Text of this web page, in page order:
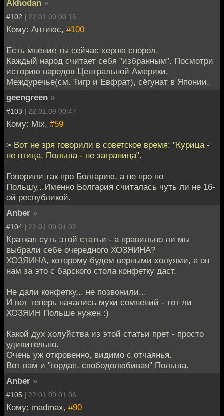
Akhodan »
#102 | 22.01.09 00:16
Кому: Антиюс, #100
Есть мнение ты сейчас херню спорол.
Каждый народ считает себя "избранным". Посмотри
историю народов Центральной Америки,
Междуречье(см. Тигр и Евфрат), сёгунат в Японии.
geengreen »
#103 | 22.01.09 00:47
Кому: Mix, #59
> Вот не зря говорили в советское время: "Курица -
не птица, Польша - не заграница".
Говорили так про Болгарию, а не про по
Польшу...Именно Болгария считалась чуть ли не 16-
ой республикой.
Anber »
#104 | 22.01.09 01:02
Краткая суть этой статьи - а правильно ли мы
выбрали себе очередного ХОЗЯИНА?
ХОЗЯИНА, которому будем верными холуями, а он
нам за это с барского стола конфетку даст.
Не дали конфетку... не позвонили...
И вот теперь начались муки сомнений - тот ли
ХОЗЯИН Польше нужен :)
Какой дух холуйства из этой статьи прет - просто
удивительно.
Очень уж откровенно, видимо с отчаянья.
Вот вам и "гордая, свободолюбивая" Польша.
Anber »
#105 | 22.01.09 01:06
Кому: madmax, #90